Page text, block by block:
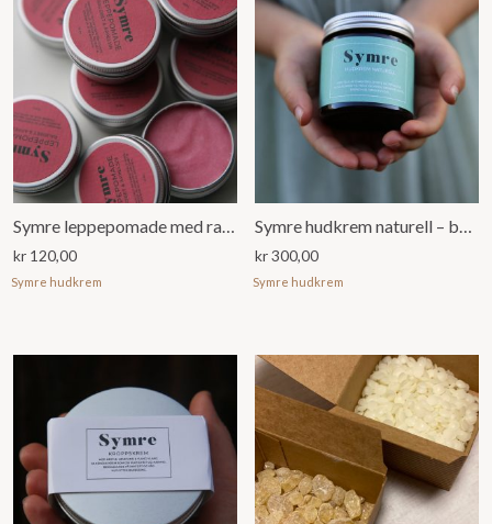
kr 120,00
Symre hudkrem
kr300,00
Symre hudkrem